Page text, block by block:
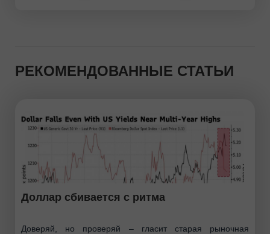
РЕКОМЕНДОВАННЫЕ СТАТЬИ
Доллар сбивается с ритма
Доверяй, но проверяй – гласит старая рыночная